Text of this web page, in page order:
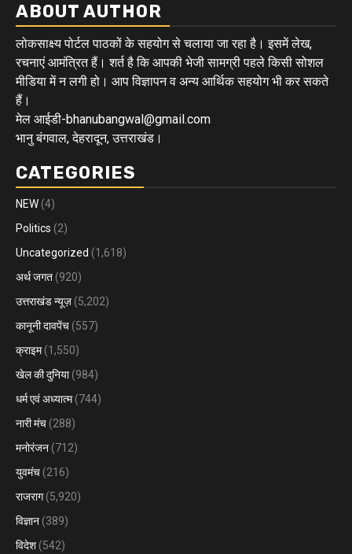
ABOUT AUTHOR
लोकसाक्ष्य पोर्टल पाठकों के सहयोग से चलाया जा रहा है। इसमें लेख,
रचनाएं आमंत्रित हैं। शर्त है कि आपकी भेजी सामग्री पहले किसी सोशल
मीडिया में न लगी हो। आप विज्ञापन व अन्य आर्थिक सहयोग भी कर सकते
हैं।
मेल आईडी-bhanubangwal@gmail.com
भानु बंगवाल, देहरादून, उत्तराखंड।
CATEGORIES
NEW (4)
Politics (2)
Uncategorized (1,618)
अर्थ जगत (920)
उत्तराखंड न्यूज़ (5,202)
कानूनी दावपेंच (557)
क्राइम(1,550)
खेल की दुनिया(984)
धर्म एवं अध्यात्म(744)
नारी मंच (288)
मनोरंजन (712)
युवमंच (216)
राजराग(5,920)
विज्ञान (389)
विदेश (542)